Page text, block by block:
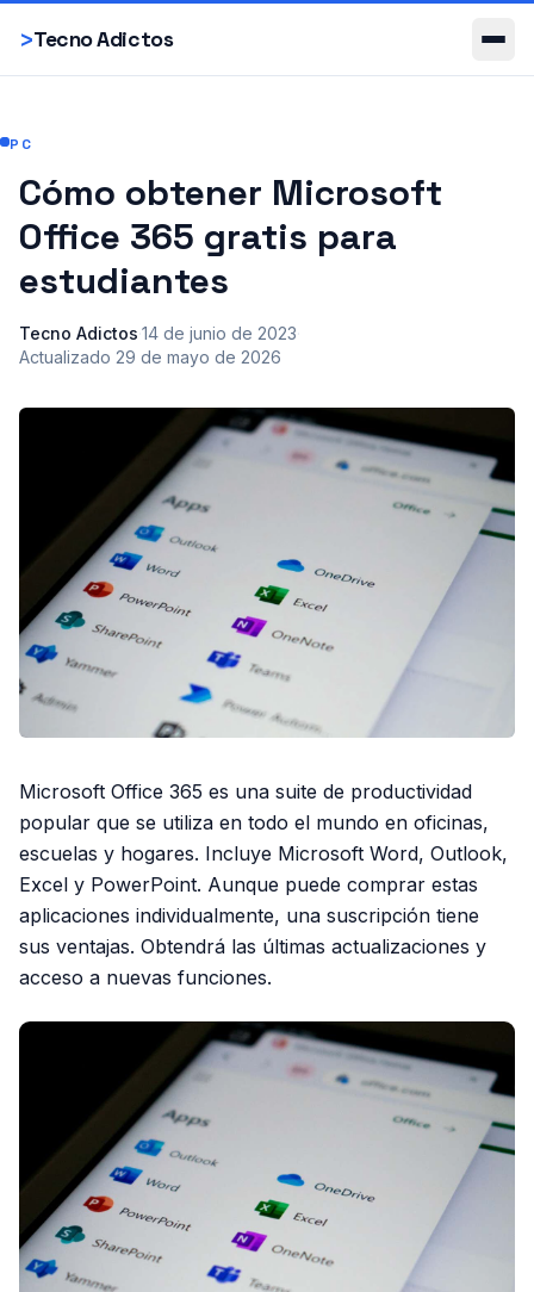
>Tecno Adictos
Smartphones
PC
Cómo obtener Microsoft
Office 365 gratis para
estudiantes
Tecno Adictos·14 de junio de 2023·
Actualizado 29 de mayo de 2026
Microsoft Office 365 es una suite de productividad
popular que se utiliza en todo el mundo en oficinas,
escuelas y hogares. Incluye Microsoft Word, Outlook,
Excel y PowerPoint. Aunque puede comprar estas
aplicaciones individualmente, una suscripción tiene
sus ventajas. Obtendrá las últimas actualizaciones y
acceso a nuevas funciones.